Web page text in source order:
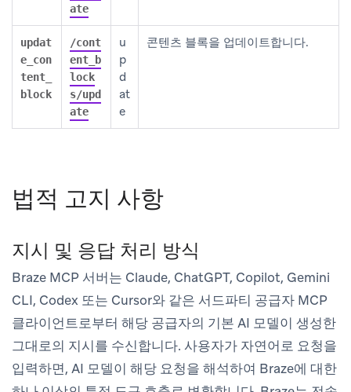
ate
updat
e_con
tent_
block
/cont
ent_b
lock
s/upd
ate
u
p
d
at
e
콘텐츠 블록을 업데이트합니다.
법적 고지 사항
지시 및 응답 처리 방식
Braze MCP 서버는 Claude, ChatGPT, Copilot, Gemini
CLI, Codex 또는 Cursor와 같은 서드파티 공급자 MCP
클라이언트로부터 해당 공급자의 기본 AI 모델이 생성한
그대로의 지시를 수신합니다. 사용자가 자연어로 요청을
입력하면, AI 모델이 해당 요청을 해석하여 Braze에 대한